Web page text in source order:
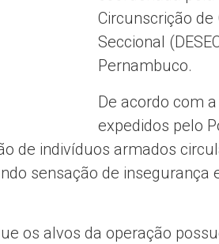
Circunscrição de
Seccional
Pernambuco.
De acordo com
expedidos pelo
de indivíduos armados
sensação de insegurança
os alvos da operação